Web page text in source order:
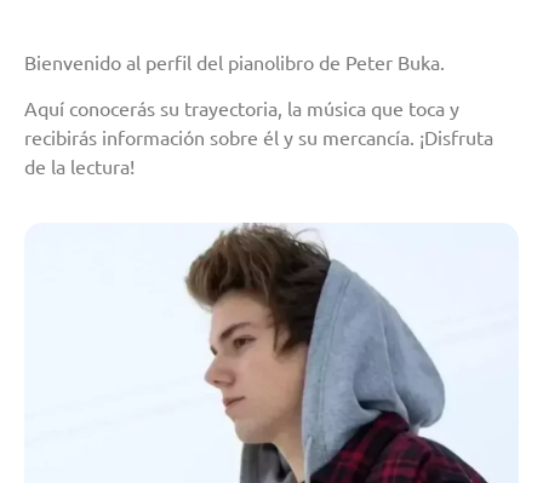
Bienvenido al perfil del pianolibro de Peter Buka.
Aquí conocerás su trayectoria, la música que toca y
recibirás información sobre él y su mercancía. ¡Disfruta
de la lectura!